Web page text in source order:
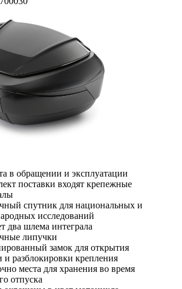
в обращении и эксплуатации
поставки входят крепежные
спутник для национальных и
исследований
два шлема интеграла
липучки
замок для открытия
разблокировки крепления
места для хранения во время
отпуска